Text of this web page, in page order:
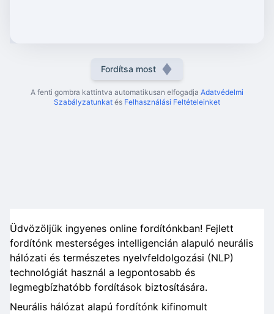
Fordítsa most
A fenti gombra kattintva automatikusan elfogadja Adatvédelmi
Szabályzatunkat és Felhasználási Feltételeinket
Üdvözöljük ingyenes online fordítónkban! Fejlett
fordítónk mesterséges intelligencián alapuló neurális
hálózati és természetes nyelvfeldolgozási (NLP)
technológiát használ a legpontosabb és
legmegbízhatóbb fordítások biztosítására.
Neurális hálózat alapú fordítónk kifinomult